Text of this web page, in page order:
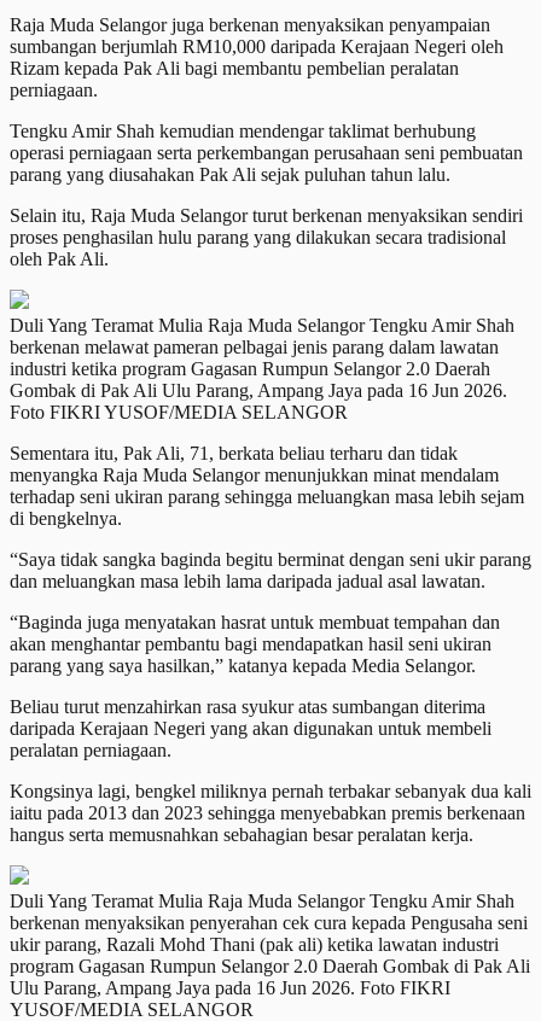
Raja Muda Selangor juga berkenan menyaksikan penyampaian
sumbangan berjumlah RM10,000 daripada Kerajaan Negeri oleh
Rizam kepada Pak Ali bagi membantu pembelian peralatan
perniagaan.
Tengku Amir Shah kemudian mendengar taklimat berhubung
operasi perniagaan serta perkembangan perusahaan seni pembuatan
parang yang diusahakan Pak Ali sejak puluhan tahun lalu.
Selain itu, Raja Muda Selangor turut berkenan menyaksikan sendiri
proses penghasilan hulu parang yang dilakukan secara tradisional
oleh Pak Ali.
Duli Yang Teramat Mulia Raja Muda Selangor Tengku Amir Shah
berkenan melawat pameran pelbagai jenis parang dalam lawatan
industri ketika program Gagasan Rumpun Selangor 2.0 Daerah
Gombak di Pak Ali Ulu Parang, Ampang Jaya pada 16 Jun 2026.
Foto FIKRI YUSOF/MEDIA SELANGOR
Sementara itu, Pak Ali, 71, berkata beliau terharu dan tidak
menyangka Raja Muda Selangor menunjukkan minat mendalam
terhadap seni ukiran parang sehingga meluangkan masa lebih sejam
di bengkelnya.
“Saya tidak sangka baginda begitu berminat dengan seni ukir parang
dan meluangkan masa lebih lama daripada jadual asal lawatan.
“Baginda juga menyatakan hasrat untuk membuat tempahan dan
akan menghantar pembantu bagi mendapatkan hasil seni ukiran
parang yang saya hasilkan,” katanya kepada Media Selangor.
Beliau turut menzahirkan rasa syukur atas sumbangan diterima
daripada Kerajaan Negeri yang akan digunakan untuk membeli
peralatan perniagaan.
Kongsinya lagi, bengkel miliknya pernah terbakar sebanyak dua kali
iaitu pada 2013 dan 2023 sehingga menyebabkan premis berkenaan
hangus serta memusnahkan sebahagian besar peralatan kerja.
Duli Yang Teramat Mulia Raja Muda Selangor Tengku Amir Shah
berkenan menyaksikan penyerahan cek cura kepada Pengusaha seni
ukir parang, Razali Mohd Thani (pak ali) ketika lawatan industri
program Gagasan Rumpun Selangor 2.0 Daerah Gombak di Pak Ali
Ulu Parang, Ampang Jaya pada 16 Jun 2026. Foto FIKRI
YUSOF/MEDIA SELANGOR